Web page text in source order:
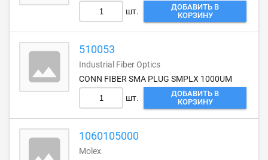
шт.
ДОБАВИТЬ В
КОРЗИНУ
510053
Industrial Fiber Optics
CONN FIBER SMA PLUG SMPLX 1000UM
шт.
ДОБАВИТЬ В
КОРЗИНУ
1060105000
Molex